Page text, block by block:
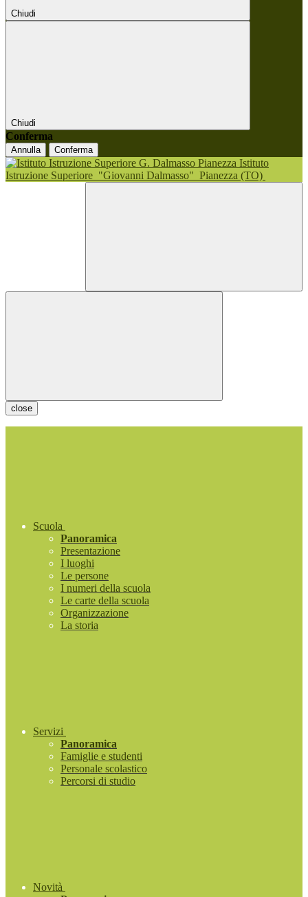
Chiudi
Chiudi
Conferma
Annulla Conferma
Istituto
Istruzione Superiore "Giovanni Dalmasso" Pianezza (TO)
close
Scuola
Panoramica
Presentazione
I luoghi
Le persone
I numeri della scuola
Le carte della scuola
Organizzazione
La storia
Servizi
Panoramica
Famiglie e studenti
Personale scolastico
Percorsi di studio
Novità